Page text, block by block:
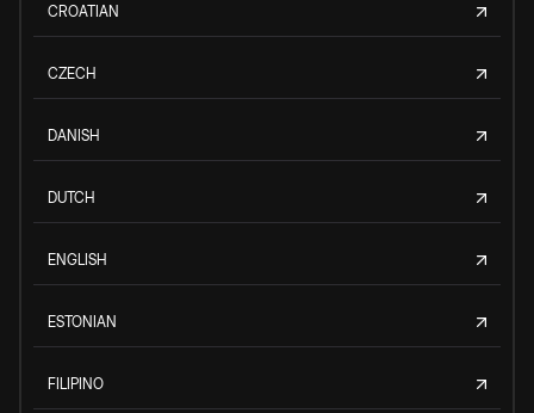
CROATIAN
CZECH
DANISH
DUTCH
ENGLISH
ESTONIAN
FILIPINO